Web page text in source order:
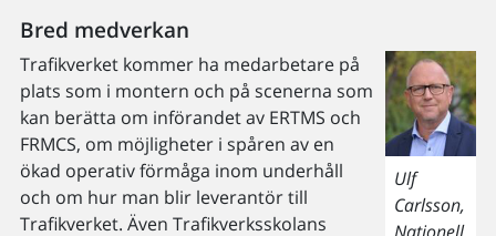
Bred medverkan
Ulf
Carlsson,
Trafikverket kommer ha medarbetare på
plats som i montern och på scenerna som
kan berätta om införandet av ERTMS och
FRMCS, om möjligheter i spåren av en
ökad operativ förmåga inom underhåll
och om hur man blir leverantör till
Trafikverket. Även Trafikverksskolans